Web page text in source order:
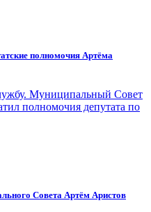
полномочия Артёма
Муниципальный Совет
полномочия депутата по
Совета Артём Аристов